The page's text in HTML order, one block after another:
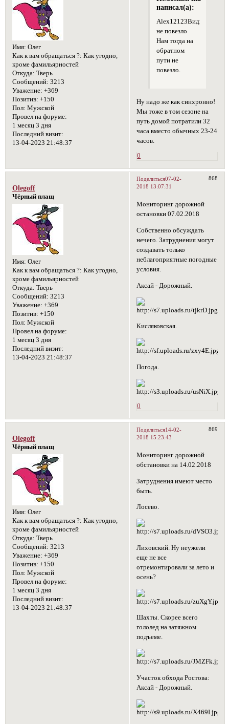
Имя: Олег
Как к вам обращаться ?: Как угодно,
кроме фамильярностей
Откуда: Тверь
Сообщений: 3213
Уважение: +369
Позитив: +150
Пол: Мужской
Провел на форуме:
1 месяц 3 дня
Последний визит:
13-04-2023 21:48:37
написал(а):
Alex12123Видимо,
не повезло
Нам тогда на
обратном
пути не
повезло.
Ну надо же как синхронно!
Мы тоже в том сезоне на
путь домой потратили 32
часа вместо обычных 23-24
часов.
0
Поделиться 868
07-02-
2018 13:07:31
Olegoff
Чёрный плащ
Имя: Олег
Как к вам обращаться ?: Как угодно,
кроме фамильярностей
Откуда: Тверь
Сообщений: 3213
Уважение: +369
Позитив: +150
Пол: Мужской
Провел на форуме:
1 месяц 3 дня
Последний визит:
13-04-2023 21:48:37
Мониторинг дорожной
остановки 07.02.2018
Собственно обсуждать
нечего. Затруднения могут
создавать только
неблагоприятные погодные
условия.
Аксай - Дорожный.
Кисляковская.
Погода.
0
Поделиться 869
14-02-
2018 15:23:43
Olegoff
Чёрный плащ
Имя: Олег
Как к вам обращаться ?: Как угодно,
кроме фамильярностей
Откуда: Тверь
Сообщений: 3213
Уважение: +369
Позитив: +150
Пол: Мужской
Провел на форуме:
1 месяц 3 дня
Последний визит:
13-04-2023 21:48:37
Мониторинг дорожной
обстановки на 14.02.2018
Затруднения имеют место
быть.
Лосево.
Лиховский. Ну неужели
еще не все
отремонтировали за лето и
осень?
Шахты. Скорее всего
гололед на затяжном
подъеме.
Участок обхода Ростова:
Аксай - Дорожный.